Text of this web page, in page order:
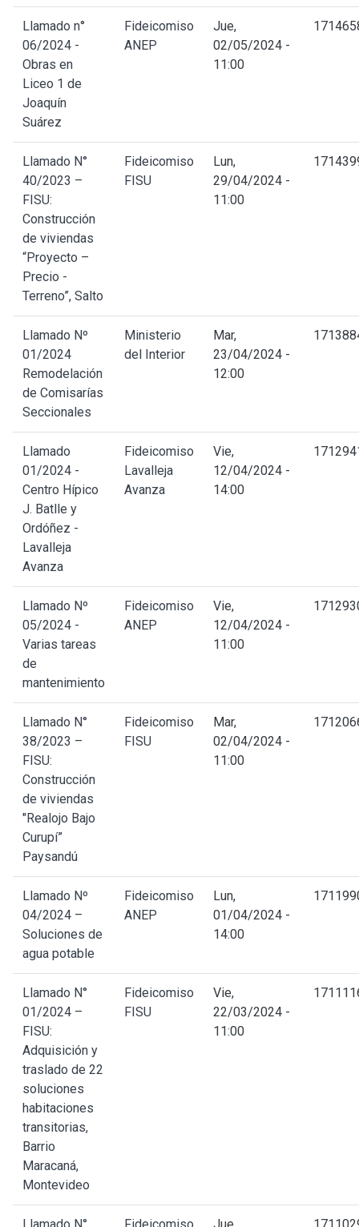
Llamado n°
06/2024 -
Obras en
Liceo 1 de
Joaquín
Suárez
Fideicomiso
ANEP
Jue,
02/05/2024 -
11:00
Llamado N°
40/2023 –
FISU:
Construcción
de viviendas
“Proyecto –
Precio -
Terreno”, Salto
Fideicomiso
FISU
Lun,
29/04/2024 -
11:00
Llamado Nº
01/2024
Remodelación
de Comisarías
Seccionales
Ministerio
del Interior
Mar,
23/04/2024 -
12:00
Llamado
01/2024 -
Centro Hípico
J. Batlle y
Ordóñez -
Lavalleja
Avanza
Fideicomiso
Lavalleja
Avanza
Vie,
12/04/2024 -
14:00
Llamado Nº
05/2024 -
Varias tareas
de
mantenimiento
Fideicomiso
ANEP
Vie,
12/04/2024 -
11:00
Llamado N°
38/2023 –
FISU:
Construcción
de viviendas
"Realojo Bajo
Curupí”
Paysandú
Fideicomiso
FISU
Mar,
02/04/2024 -
11:00
Llamado Nº
04/2024 –
Soluciones de
agua potable
Fideicomiso
ANEP
Lun,
01/04/2024 -
14:00
Llamado N°
01/2024 –
FISU:
Adquisición y
traslado de 22
soluciones
habitaciones
transitorias,
Barrio
Maracaná,
Montevideo
Fideicomiso
FISU
Vie,
22/03/2024 -
11:00